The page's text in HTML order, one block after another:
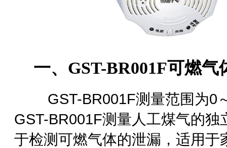
一、GST-BR001F可燃气
GST-BR001F测量范围为0
GST-BR001F测量人工煤气的
于检测可燃气体的泄漏，适用